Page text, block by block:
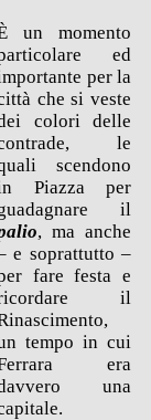
un momento
ed
per la
che si veste
colori delle
le
scendono
Piazza per
il
, ma anche
e soprattutto –
fare festa e
il
tempo in cui
era
una